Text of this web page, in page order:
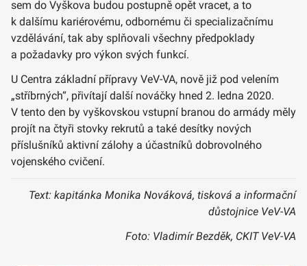
sem do Vyškova budou postupně opět vracet, a to
k dalšímu kariérovému, odbornému či specializačnímu
vzdělávání, tak aby splňovali všechny předpoklady
a požadavky pro výkon svých funkcí.
U Centra základní přípravy VeV-VA, nově již pod velením
„stříbrných“, přivítají další nováčky hned 2. ledna 2020.
V tento den by vyškovskou vstupní branou do armády měly
projít na čtyři stovky rekrutů a také desítky nových
příslušníků aktivní zálohy a účastníků dobrovolného
vojenského cvičení.
Text: kapitánka Monika Nováková, tisková a informační
důstojnice VeV-VA
Foto: Vladimír Bezděk, CKIT VeV-VA